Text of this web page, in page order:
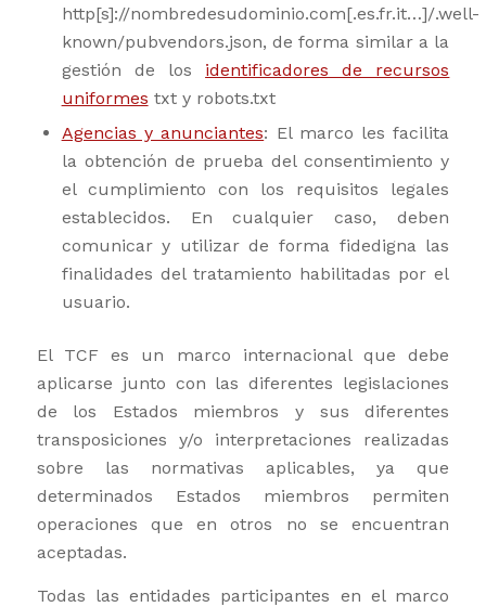
http[s]://nombredesudominio.com[.es.fr.it…]/.well-
known/pubvendors.json, de forma similar a la
gestión de los identificadores de recursos
uniformes txt y robots.txt
Agencias y anunciantes: El marco les facilita
la obtención de prueba del consentimiento y
el cumplimiento con los requisitos legales
establecidos. En cualquier caso, deben
comunicar y utilizar de forma fidedigna las
finalidades del tratamiento habilitadas por el
usuario.
El TCF es un marco internacional que debe
aplicarse junto con las diferentes legislaciones
de los Estados miembros y sus diferentes
transposiciones y/o interpretaciones realizadas
sobre las normativas aplicables, ya que
determinados Estados miembros permiten
operaciones que en otros no se encuentran
aceptadas.
Todas las entidades participantes en el marco